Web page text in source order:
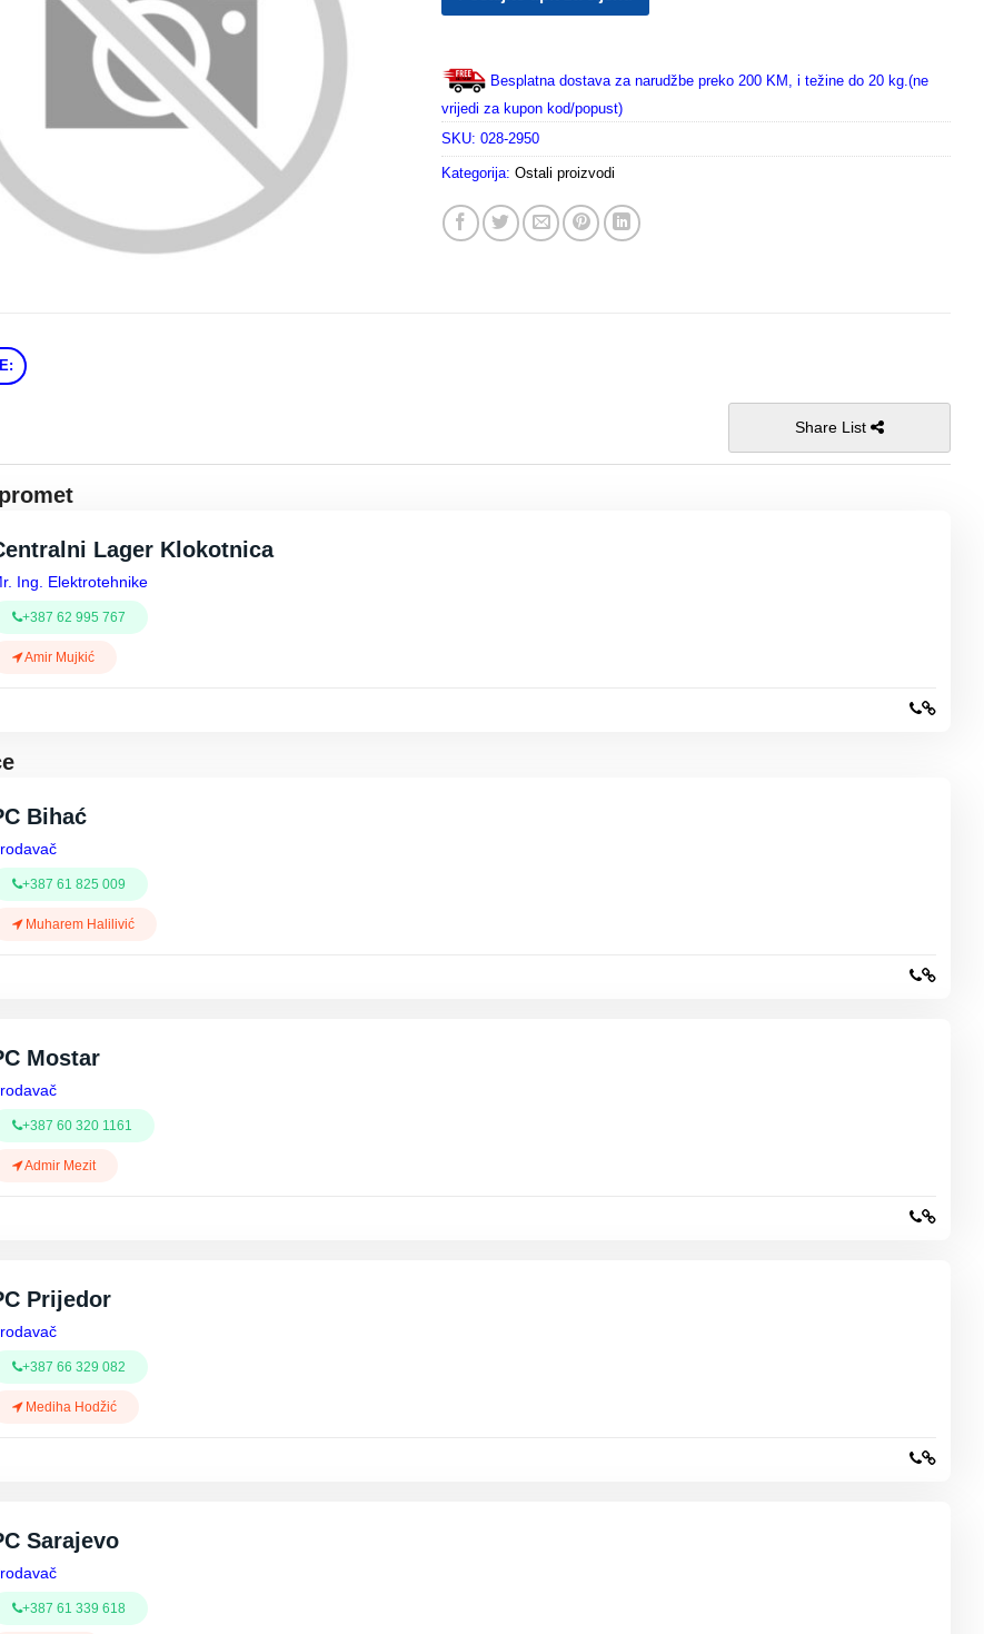
Besplatna dostava za narudžbe preko 200 KM, i težine do 20 kg.(ne
vrijedi za kupon kod/popust)
SKU: 028-2950
Kategorija: Ostali proizvodi
Share List
Lager Klokotnica
Ing. Elektrotehnike
+387 62 995 767
Amir Mujkić
Bihać
+387 61 825 009
Muharem Halilivić
Mostar
+387 60 320 1161
Admir Mezit
Prijedor
+387 66 329 082
Mediha Hodžić
Sarajevo
+387 61 339 618